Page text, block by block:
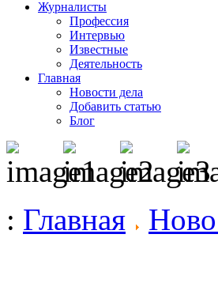
Журналисты
Профессия
Интервью
Известные
Деятельность
Главная
Новости дела
Добавить статью
Блог
: Главная